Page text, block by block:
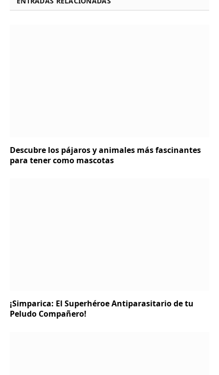
Descubre los pájaros y animales más fascinantes
para tener como mascotas
¡Simparica: El Superhéroe Antiparasitario de tu
Peludo Compañero!